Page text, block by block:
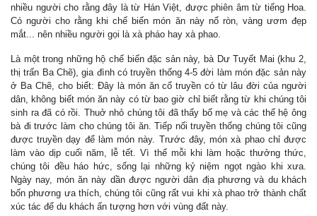
nhiều người cho rằng đây là từ Hán Việt, được phiên âm từ tiếng Hoa.
Có người cho rằng khi chế biến món ăn này nổ ròn, vàng ươm đẹp
mắt... nên nhiều người gọi là xà pháo hay xà phao.
Là một trong những hộ chế biến đặc sản này, bà Dư Tuyết Mai (khu 2,
thị trấn Ba Chẽ), gia đình có truyền thống 4-5 đời làm món đặc sản này
ở Ba Chẽ, cho biết: Đây là món ăn cổ truyền có từ lâu đời của người
dân, không biết món ăn này có từ bao giờ chỉ biết rằng từ khi chúng tôi
sinh ra đã có rồi. Thuở nhỏ chúng tôi đã thấy bố mẹ và các thế hệ ông
bà đi trước làm cho chúng tôi ăn. Tiếp nối truyền thống chúng tôi cũng
được truyền dạy để làm món này. Trước đây, món xà phao chỉ được
làm vào dịp cuối năm, lễ tết. Vì thế mỗi khi làm hoặc thưởng thức,
chúng tôi đều háo hức, sống lại những kỷ niệm ngọt ngào khi xưa.
Ngày nay, món ăn này dần được người dân địa phương và du khách
bốn phương ưa thích, chúng tôi cũng rất vui khi xà phao trở thành chất
xúc tác để du khách ấn tượng hơn với vùng đất này.